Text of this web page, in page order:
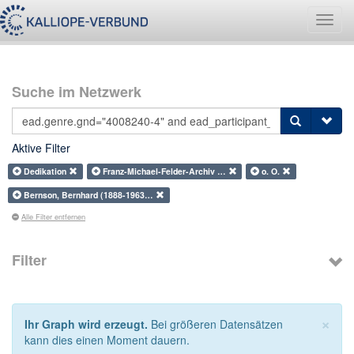
Suche im Netzwerk
Aktive Filter
Dedikation Franz-Michael-Felder-Archiv …
o. O.
Bernson, Bernhard (1888-1963…
Alle Filter entfernen
Filter
×
Ihr Graph wird erzeugt. Bei größeren Datensätzen
kann dies einen Moment dauern.